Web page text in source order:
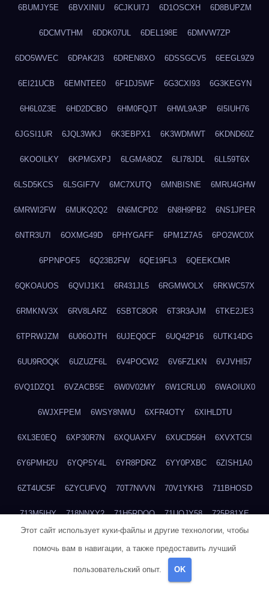
6BUMJY5E 6BVXINIU 6CJKUI7J 6D1OSCXH 6D8BUPZM
6DCMVTHM 6DDK07UL 6DEL198E 6DMVW7ZP
6DO5WVEC 6DPAK2I3 6DREN8XO 6DSSGCV5 6EEGL9Z9
6EI21UCB 6EMNTEE0 6F1DJ5WF 6G3CXI93 6G3KEGYN
6H6L0Z3E 6HD2DCBO 6HM0FQJT 6HWL9A3P 6I5IUH76
6JGSI1UR 6JQL3WKJ 6K3EBPX1 6K3WDMWT 6KDND60Z
6KOOILKY 6KPMGXPJ 6LGMA8OZ 6LI78JDL 6LL59T6X
6LSD5KCS 6LSGIF7V 6MC7XUTQ 6MNBISNE 6MRU4GHW
6MRWI2FW 6MUKQ2Q2 6N6MCPD2 6N8H9PB2 6NS1JPER
6NTR3U7I 6OXMG49D 6PHYGAFF 6PM1Z7A5 6PO2WC0X
6PPNPOF5 6Q23B2FW 6QE19FL3 6QEEKCMR
6QKOAUOS 6QVIJ1K1 6R431JL5 6RGMWOLX 6RKWC57X
6RMKNV3X 6RV8LARZ 6SBTC8OR 6T3R3AJM 6TKE2JE3
6TPRWJZM 6U06OJTH 6UJEQ0CF 6UQ42P16 6UTK14DG
6UU9ROQK 6UZUZF6L 6V4POCW2 6V6FZLKN 6VJVHI57
6VQ1DZQ1 6VZACB5E 6W0V02MY 6W1CRLU0 6WAOIUX0
6WJXFPEM 6WSY8NWU 6XFR4OTY 6XIHLDTU
6XL3E0EQ 6XP30R7N 6XQUAXFV 6XUCD56H 6XVXTC5I
6Y6PMH2U 6YQP5Y4L 6YR8PDRZ 6YY0PXBC 6ZISH1A0
6ZT4UC5F 6ZYCUFVQ 70T7NVVN 70V1YKH3 711BHOSD
713M5IHY 718NNXY2 71H5RDOO 71UQJY58 725P81XE
Этот сайт использует куки-файлы и другие технологии, чтобы
помочь вам в навигации, а также предоставить лучший
пользовательский опыт. OK